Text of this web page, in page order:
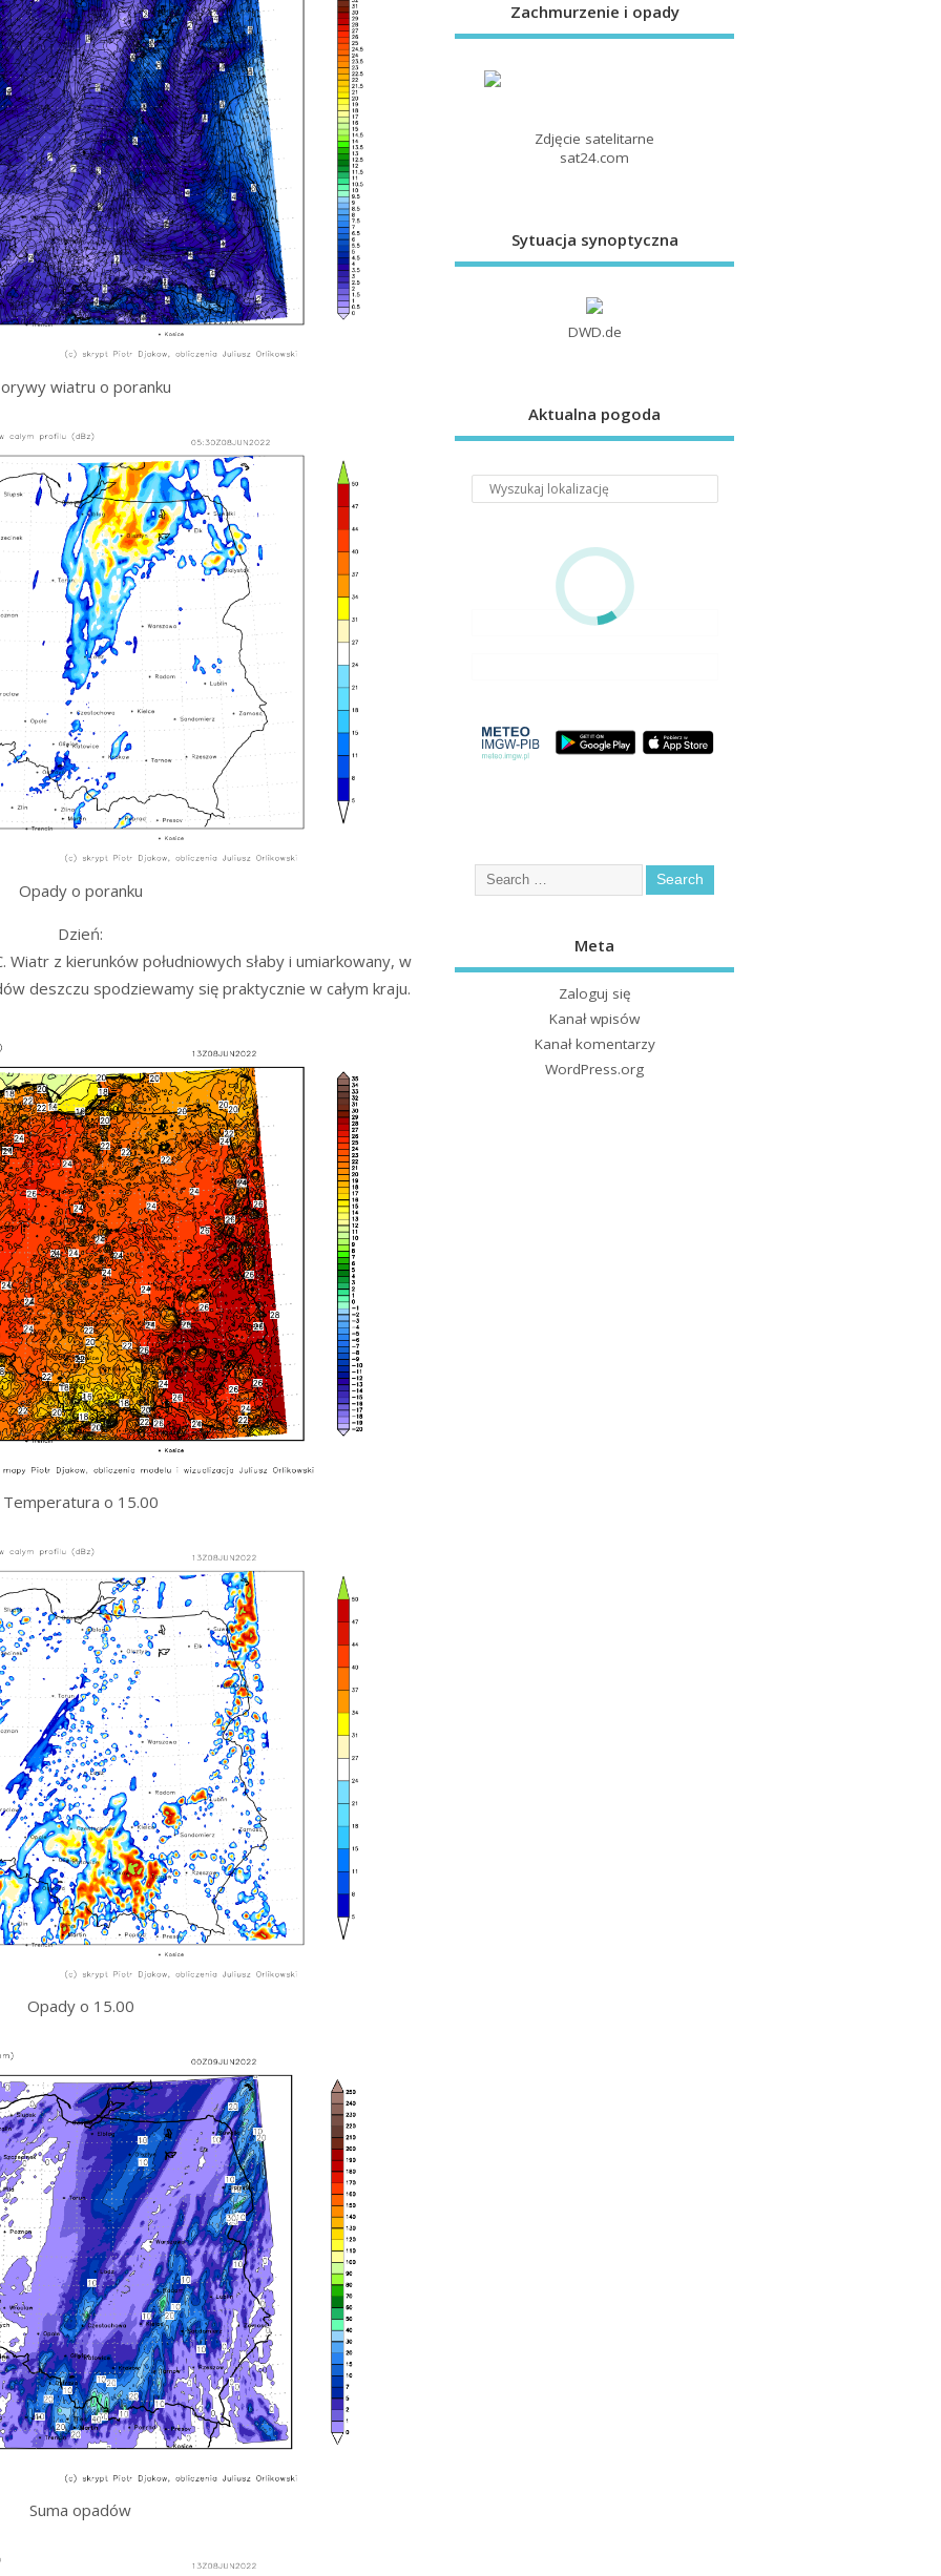
wiatru o poranku
Opady o poranku
Dzień:
z kierunków południowych słaby i umiarkowany, w
deszczu spodziewamy się praktycznie w całym kraju.
Temperatura o 15.00
Opady o 15.00
Suma opadów
Zachmurzenie i opady
Zdjęcie satelitarne
sat24.com
Sytuacja synoptyczna
DWD.de
Aktualna pogoda
Meta
Zaloguj się
Kanał wpisów
Kanał komentarzy
WordPress.org